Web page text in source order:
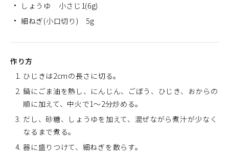
しょうゆ 小さじ1(6g)
細ねぎ(小口切り) 5g
作り方
ひじきは2cmの長さに切る。
鍋にごま油を熱し、にんじん、ごぼう、ひじき、おからの
順に加えて、中火で1～2分炒める。
だし、砂糖、しょうゆを加えて、混ぜながら煮汁が少なく
なるまで煮る。
器に盛りつけて、細ねぎを散らす。